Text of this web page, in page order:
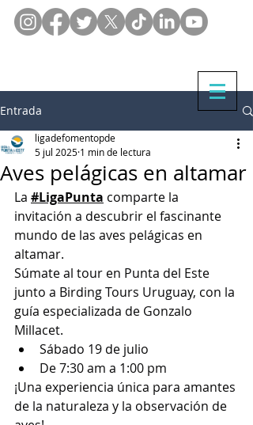
Entrada
Aves pelágicas en altamar
ligadefomentopde
5 jul 2025 1 min de lectura
La #LigaPunta comparte la
invitación a descubrir el fascinante
mundo de las aves pelágicas en
altamar.
Súmate al tour en Punta del Este
junto a Birding Tours Uruguay, con la
guía especializada de Gonzalo
Millacet.
Sábado 19 de julio
De 7:30 am a 1:00 pm
¡Una experiencia única para amantes
de la naturaleza y la observación de